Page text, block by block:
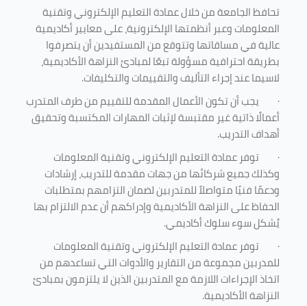
تحافظ الجامعة من خلال عمادة التعليم الإلكتروني وتقنية
المعلومات وعبر أنظمتها الإلكترونية، على معايير أكاديمية
عالية في مساقاتها وتتوقع من المستفيدين أن يتصرفوا
بطريقة احترافية مسؤولة تبعًا لمبادئ النزاهة الأكاديمية،
لاسيما عند إجراء التأليف والتقييمات والتكليفات.
· يجب أن تكون الأعمال المقدمة للتقييم من طرف المتدرب
أعمالًا ذاتية غير مقتبسة لإثبات المهارات المكتسبة وتحقيق
أهداف التدريب.
· توفر عمادة التعليم الإلكتروني وتقنية المعلومات
وكذلك جميع شركائها من جهات مقدمة للتدريب، إرشادات
ودعمًا فنيًا متواصلاً للمتدربين لضمان التزامهم بمتطلبات
الحفاظ على النزاهة الأكاديمية وإدراكهم أن عدم الالتزام بها
يُشكل سوء سلوك أكاديمي.
· توفر عمادة التعليم الإلكتروني وتقنية المعلومات
للمدربين مجموعة من التقارير والأدوات التي تساعدهم من
اتخاذ الإجراءات اللازمة مع المتدربين الذين لا يلتزمون بمبادئ
النزاهة الأكاديمية.